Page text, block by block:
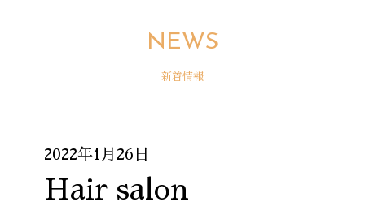
NEWS
新着情報
2022年1月26日
Hair salon